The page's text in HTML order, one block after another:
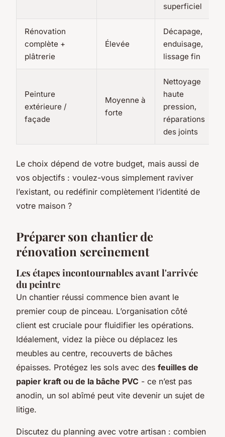
superficiel
Rénovation
complète +
plâtrerie
Élevée
Décapage,
enduisage,
lissage fin
Peinture
extérieure /
façade
Moyenne à
forte
Nettoyage
haute
pression,
réparations
des joints
Le choix dépend de votre budget, mais aussi de
vos objectifs : voulez-vous simplement raviver
l’existant, ou redéfinir complètement l’identité de
votre maison ?
Préparer son chantier de
rénovation sereinement
Les étapes incontournables avant l'arrivée
du peintre
Un chantier réussi commence bien avant le
premier coup de pinceau. L’organisation côté
client est cruciale pour fluidifier les opérations.
Idéalement, videz la pièce ou déplacez les
meubles au centre, recouverts de bâches
épaisses. Protégez les sols avec des feuilles de
papier kraft ou de la bâche PVC - ce n’est pas
anodin, un sol abîmé peut vite devenir un sujet de
litige.
Discutez du planning avec votre artisan : combien